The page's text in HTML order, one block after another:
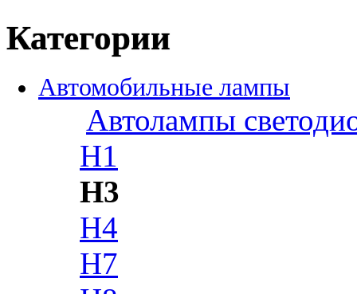
Категории
Автомобильные лампы
Автолампы
H1
H3
H4
H7